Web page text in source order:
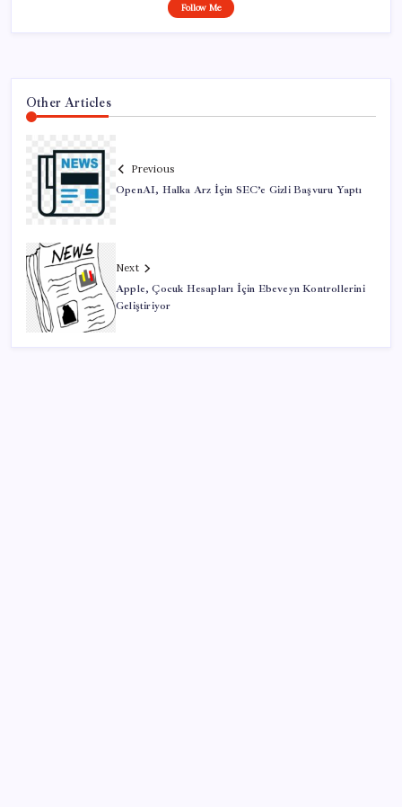
Follow Me
Other Articles
Previous
OpenAI, Halka Arz İçin SEC’e Gizli Başvuru Yaptı
Next
Apple, Çocuk Hesapları İçin Ebeveyn Kontrollerini
Geliştiriyor